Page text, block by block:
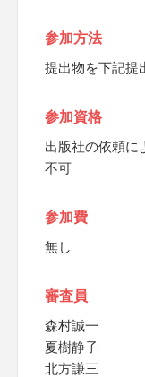
参加方法
提出物を下記提
参加資格
出版社の依頼に
不可
参加費
無し
審査員
森村誠一
夏樹静子
北方謙三